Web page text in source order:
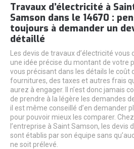
Travaux d’électricité à
Samson dans le 14670 :
toujours à demander un
détaillé
Les devis de travaux d’électricité vous
une idée précise du montant de votre
vous précisant dans les détails le coût
fournitures, des taxes et autres frais
aurez à engager. Il n’est donc jamais
de prendre à la légère les demandes
il est même conseillé d’en demander
pour pouvoir mieux les comparer. Chez
l’entreprise à Saint Samson, les devis
sont établis par son équipe sans
ne soit prélevé.